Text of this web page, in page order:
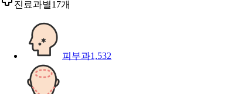
진료과별17개
피부과1,532